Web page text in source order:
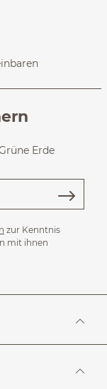
Erde
zur Kenntnis
mit ihnen